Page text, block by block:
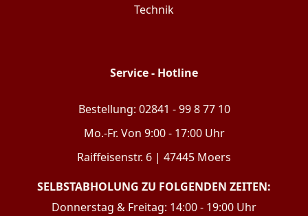
Technik
Service - Hotline
Bestellung: 02841 - 99 8 77 10
Mo.-Fr. Von 9:00 - 17:00 Uhr
Raiffeisenstr. 6 | 47445 Moers
SELBSTABHOLUNG ZU FOLGENDEN ZEITEN:
Donnerstag & Freitag: 14:00 - 19:00 Uhr